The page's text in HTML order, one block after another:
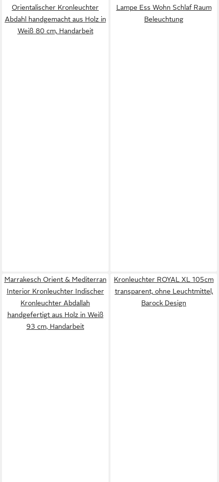
Orientalischer Kronleuchter
Abdahl handgemacht aus Holz in
Weiß 80 cm, Handarbeit
Lampe Ess Wohn Schlaf Raum
Beleuchtung
Marrakesch Orient & Mediterran
Interior Kronleuchter Indischer
Kronleuchter Abdallah
handgefertigt aus Holz in Weiß
93 cm, Handarbeit
Kronleuchter ROYAL XL 105cm
transparent, ohne Leuchtmittel,
Barock Design